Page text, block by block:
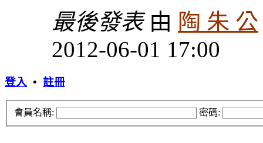
最後發表由 陶 朱 公
2012-06-01 17:00
登入 • 註冊
會員名稱: 密碼: